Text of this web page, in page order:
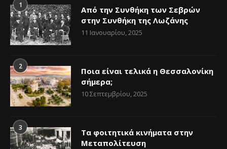
1
Από την Συνθήκη των Σεβρών
στην Συνθήκη της Λωζάνης
11 Ιανουαρίου, 2025
2
Ποια είναι τελικά η Θεσσαλονίκη
σήμερα;
10 Σεπτεμβρίου, 2025
3
Τα φοιτητικά κινήματα στην
Μεταπολίτευση